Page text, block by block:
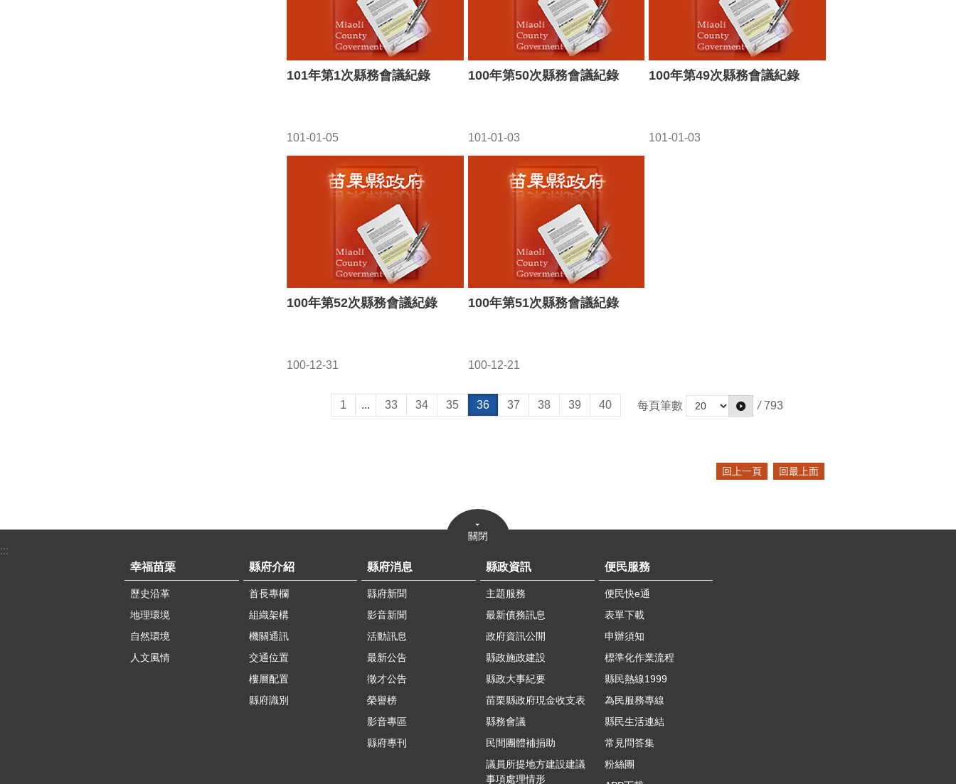
101年第1次縣務會議紀錄
101-01-05
100年第50次縣務會議紀錄
101-01-03
100年第49次縣務會議紀錄
101-01-03
100年第52次縣務會議紀錄
100-12-31
100年第51次縣務會議紀錄
100-12-21
1 ... 33 34 35 36 37 38 39 40 每頁筆數 / 793
回上一頁 回最上面
關閉
:::
幸福苗栗
歷史沿革
地理環境
自然環境
人文風情
縣府介紹
首長專欄
組織架構
機關通訊
交通位置
樓層配置
縣府識別
縣府消息
縣府新聞
影音新聞
活動訊息
最新公告
徵才公告
榮譽榜
影音專區
縣府專刊
縣政資訊
主題服務
最新債務訊息
政府資訊公開
縣政施政建設
縣政大事紀要
苗栗縣政府現金收支表
縣務會議
民間團體補捐助
議員所提地方建設建議
事項處理情形
便民服務
便民快e通
表單下載
申辦須知
標準化作業流程
縣民熱線1999
為民服務專線
縣民生活連結
常見問答集
粉絲團